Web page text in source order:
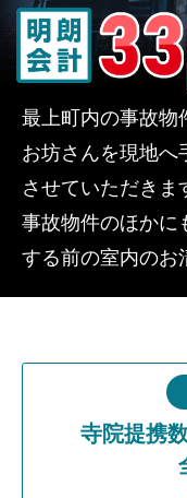
最上町内の事故物
お坊さんを現地へ
させていただきま
事故物件のほかに
する前の室内のお
寺院提携